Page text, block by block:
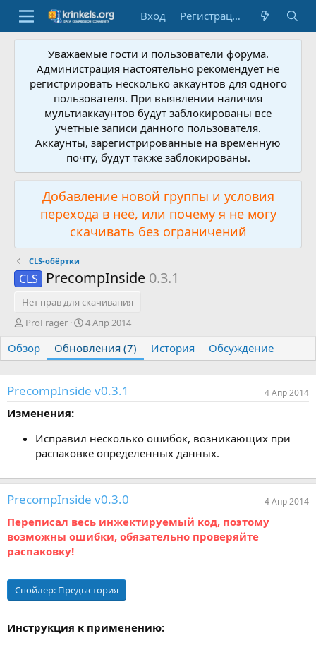
Вход Регистрация
Уважаемые гости и пользователи форума.
Администрация настоятельно рекомендует не
регистрировать несколько аккаунтов для одного
пользователя. При выявлении наличия
мультиаккаунтов будут заблокированы все
учетные записи данного пользователя.
Аккаунты, зарегистрированные на временную
почту, будут также заблокированы.
Добавление новой группы и условия
перехода в неё, или почему я не могу
скачивать без ограничений
CLS-обёртки
CLS PrecompInside 0.3.1
Нет прав для скачивания
А
т
о
р
ProFrager
Д
т
а
с
з
н
и
4 Апр 2014
Обзор Обновления (7) История Обсуждение
PrecompInside v0.3.1 4 Апр 2014
Изменения:
Исправил несколько ошибок, возникающих при
распаковке определенных данных.
PrecompInside v0.3.0 4 Апр 2014
Переписал весь инжектируемый код, поэтому
возможны ошибки, обязательно проверяйте
распаковку!
Спойлер: Предыстория
Инструкция к применению: